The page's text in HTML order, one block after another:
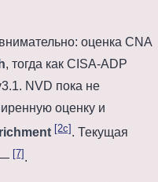
оценка CNA
, тогда как CISA-ADP
NVD пока не
оценку и
[2c] . Текущая
— [7].